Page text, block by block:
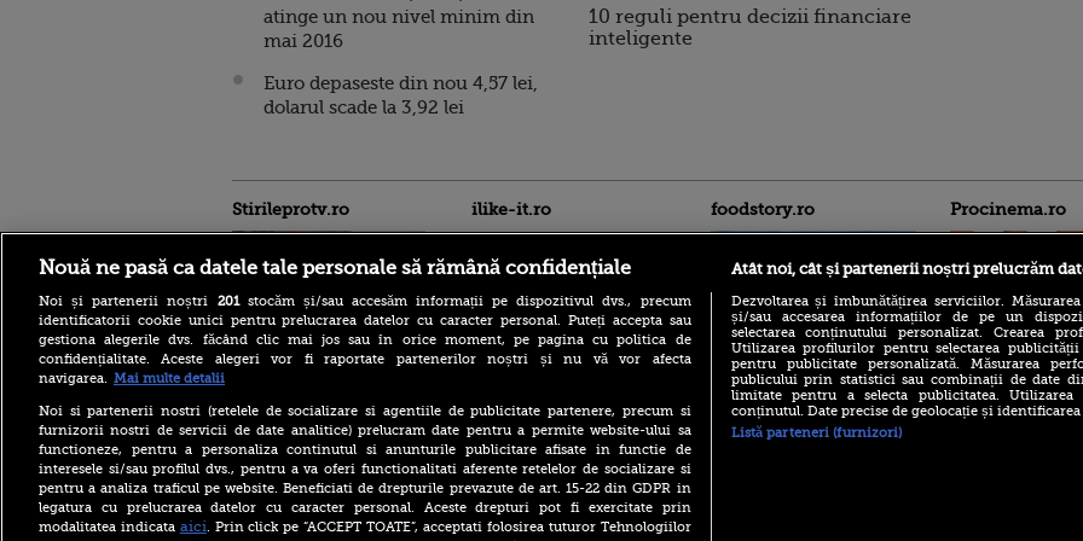
atinge un nou nivel minim din
mai 2016
Euro depaseste din nou 4,57 lei,
dolarul scade la 3,92 lei
10 reguli pentru decizii financiare
inteligente
Stirileprotv.ro
”colegii neomarxiști” din
USR: ”Oamenii sunt înaintea
păsărelelor!”
Cod galben de inundaţii pe
râuri din zece bazine
hidrografice, până vineri
dimineaţa. Avertismentul
ilike-it.ro foodstory.ro
(P) Descoperă Lumea
Evenimentelor din România
cu Transilvania Events!
Procinema.ro
Emoții intense
Sebastian Stan!
Nouă ne pasă ca datele tale personale să rămână confidențiale
Noi și partenerii noștri 201stocăm și/sau accesăm informații pe dispozitivul dvs., precum
identificatorii cookie unici pentru prelucrarea datelor cu caracter personal. Puteți accepta sau
gestiona alegerile dvs. făcând clic mai jos sau în orice moment, pe pagina cu politica de
confidențialitate. Aceste alegeri vor fi raportate partenerilor noștri și nu vă vor afecta
navigarea. Mai multe detalii
Noi si partenerii nostri (retelele de socializare si agentiile de publicitate partenere, precum si
furnizorii nostri de servicii de date analitice) prelucram date pentru a permite website-ului sa
functioneze, pentru a personaliza continutul si anunturile publicitare afisate in functie de
interesele si/sau profilul dvs., pentru a va oferi functionalitati aferente retelelor de socializare si
pentru a analiza traficul pe website. Beneficiati de drepturile prevazute de art. 15-22 din GDPR in
legatura cu prelucrarea datelor cu caracter personal. Aceste drepturi pot fi exercitate prin
modalitatea indicata aici. Prin click pe “ACCEPT TOATE”, acceptati folosirea tuturor Tehnologiilor
Atât noi, cât și partenerii noștri prelucrăm
Dezvoltarea și îmbunătățirea serviciilor.
și/sau accesarea informațiilor de pe un
selectarea conținutului personalizat. Crearea
Utilizarea profilurilor pentru selectarea
pentru publicitate personalizată. Măsurarea
publicului prin statistici sau combinații de date
limitate pentru a selecta publicitatea.
conținutul. Date precise de geolocație și
Listă parteneri (furnizori)